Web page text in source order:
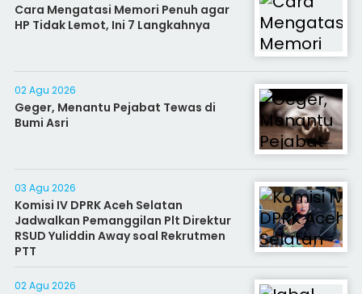
Cara Mengatasi Memori Penuh agar
HP Tidak Lemot, Ini 7 Langkahnya
02 Agu 2026
Geger, Menantu Pejabat Tewas di
Bumi Asri
03 Agu 2026
Komisi IV DPRK Aceh Selatan
Jadwalkan Pemanggilan Plt Direktur
RSUD Yuliddin Away soal Rekrutmen
PTT
02 Agu 2026